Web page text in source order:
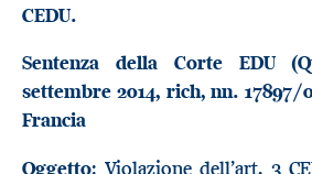
CEDU.
Sentenza della Corte EDU
settembre 2014, rich, nn.
Francia
Oggetto: Violazione dell’art. 3